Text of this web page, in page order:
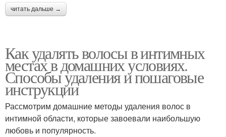
читать дальше →
Как удалять волосы в интимных
местах в домашних условиях.
Способы удаления и пошаговые
инструкции
Рассмотрим домашние методы удаления волос в
интимной области, которые завоевали наибольшую
любовь и популярность.